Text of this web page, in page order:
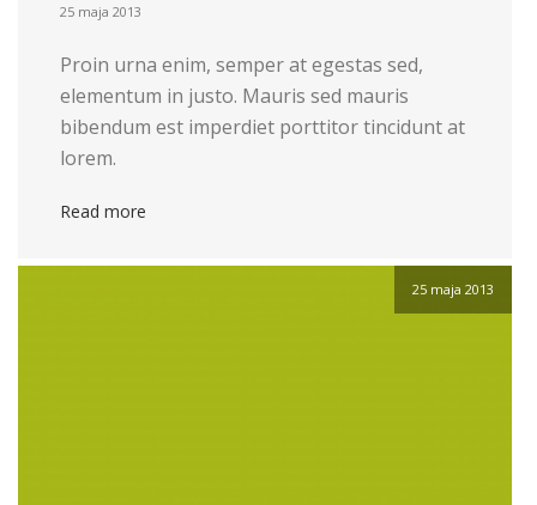
25 maja 2013
Proin urna enim, semper at egestas sed,
elementum in justo. Mauris sed mauris
bibendum est imperdiet porttitor tincidunt at
lorem.
Read more
25 maja 2013